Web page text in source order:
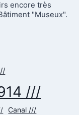
encore très
"Museux".
///
Canal ///